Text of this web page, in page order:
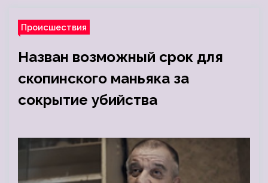
Происшествия
Назван возможный срок для
скопинского маньяка за
сокрытие убийства